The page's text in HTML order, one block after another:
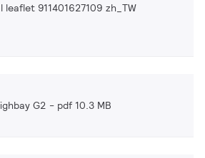
911401627109 zh_TW
G2 pdf 10.3 MB